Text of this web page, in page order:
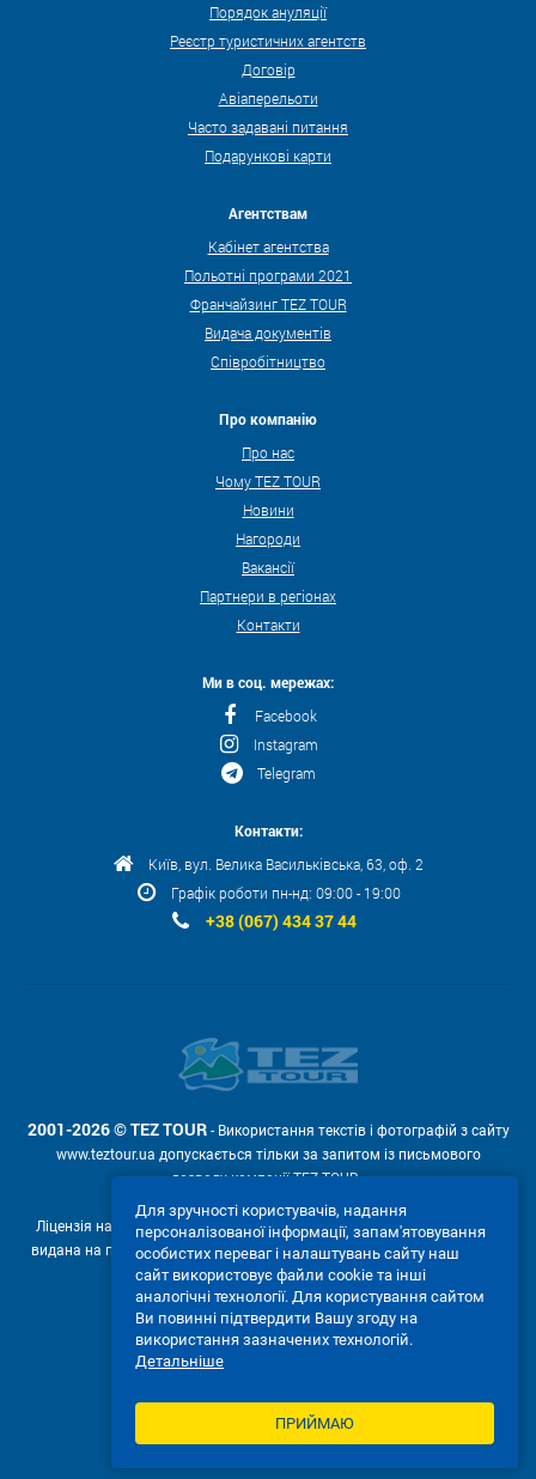
Порядок ануляції
Реєстр туристичних агентств
Договір
Авіаперельоти
Часто задавані питання
Подарункові карти
Агентствам
Кабінет агентства
Польотні програми 2021
Франчайзинг TEZ TOUR
Видача документів
Співробітництво
Про компанію
Про нас
Чому TEZ TOUR
Новини
Нагороди
Вакансії
Партнери в регіонах
Контакти
Ми в соц. мережах:
Facebook
Instagram
Telegram
Контакти:
Київ, вул. Велика Васильківська, 63, оф. 2
Графік роботи пн-нд: 09:00 - 19:00
+38 (067) 434 37 44
2001-2026 © TEZ TOUR - Використання текстів і фотографій з сайту
www.teztour.ua допускається тільки за запитом із письмового
дозволу компанії TEZ TOUR .
Ліцензія на провадження туроператорської діяльності АВ №566448
видана на підставі рішення Державної служби туризму і курортів від
04.02.2011р. № 4-ліц.
Ми приймаємо:
ПОВНА ВЕРСІЯ САЙТУ
Для зручності користувачів, надання
персоналізованої інформації, запам'ятовування
особистих переваг і налаштувань сайту наш
сайт використовує файли cookie та інші
аналогічні технології. Для користування сайтом
Ви повинні підтвердити Вашу згоду на
використання зазначених технологій.
Детальніше
ПРИЙМАЮ